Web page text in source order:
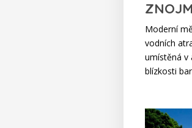
Moderní
vodních
umístěná v
blízkosti